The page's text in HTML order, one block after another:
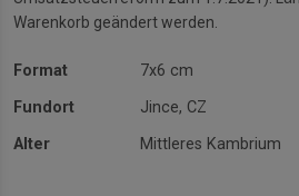
Warenkorb geändert werden.
Format
7x6 cm
Fundort
Jince, CZ
Alter
Mittleres Kambrium